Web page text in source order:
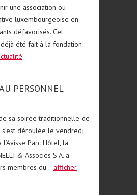
une association ou
luxembourgeoise en
défavorisés. Cet
été fait à la fondation...
PERSONNEL
sa soirée traditionnelle de
s’est déroulée le vendredi
Parc Hôtel, la
& Associés S.A. a
membres du... afficher